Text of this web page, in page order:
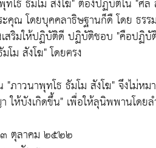
คุณ โดยบุคคลาธิษฐานก็ดื โดย ธร
เสริมให้ปฏิบัติดี ปฏิบัติชอบ "คือปฏิบั
โม สังโฆ"โดยฅรง
"ภาวนาพุทโธ ธัมโม สังโฆ"จึงไม่ห
ให้บังเกิดขึ้น" เพื่อให้ลุนิพพานโดย
๓ ตุลาคม ๒๕๒๒